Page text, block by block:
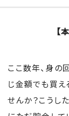
【
ここ数年、身の
じ金額でも買え
せんか？こうし